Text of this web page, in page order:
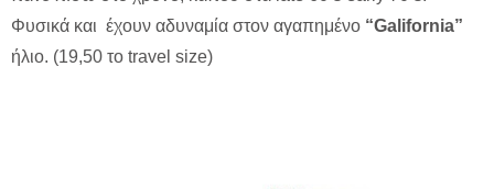
Φυσικά και έχουν αδυναμία στον αγαπημένο “Galifornia”
ήλιο. (19,50 το travel size)